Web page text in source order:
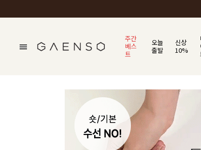
주간
베스
트
오늘
출발
신상
10%